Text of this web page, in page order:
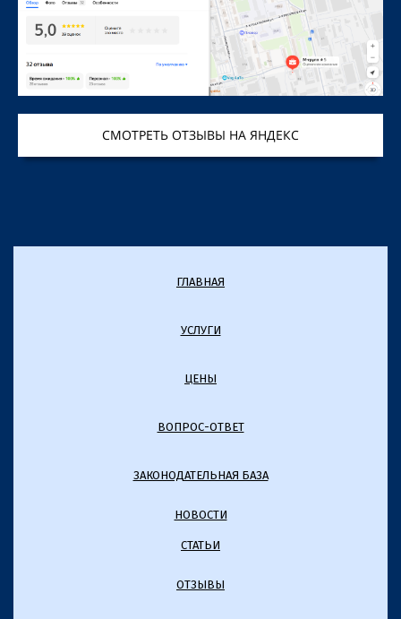
СМОТРЕТЬ ОТЗЫВЫ НА ЯНДЕКС
ГЛАВНАЯ
УСЛУГИ
ЦЕНЫ
ВОПРОС-ОТВЕТ
ЗАКОНОДАТЕЛЬНАЯ БАЗА
НОВОСТИ
СТАТЬИ
ОТЗЫВЫ